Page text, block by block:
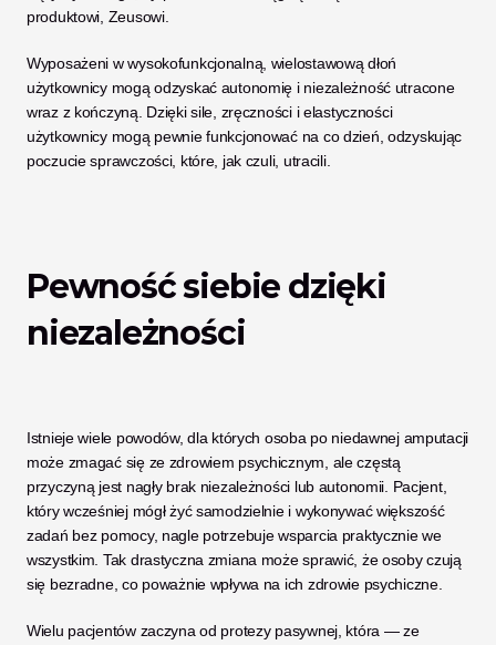
produktowi, Zeusowi.
Wyposażeni w wysokofunkcjonalną, wielostawową dłoń
użytkownicy mogą odzyskać autonomię i niezależność utracone
wraz z kończyną. Dzięki sile, zręczności i elastyczności
użytkownicy mogą pewnie funkcjonować na co dzień, odzyskując
poczucie sprawczości, które, jak czuli, utracili.
Pewność siebie dzięki
niezależności
Istnieje wiele powodów, dla których osoba po niedawnej amputacji
może zmagać się ze zdrowiem psychicznym, ale częstą
przyczyną jest nagły brak niezależności lub autonomii. Pacjent,
który wcześniej mógł żyć samodzielnie i wykonywać większość
zadań bez pomocy, nagle potrzebuje wsparcia praktycznie we
wszystkim. Tak drastyczna zmiana może sprawić, że osoby czują
się bezradne, co poważnie wpływa na ich zdrowie psychiczne.
Wielu pacjentów zaczyna od protezy pasywnej, która — ze